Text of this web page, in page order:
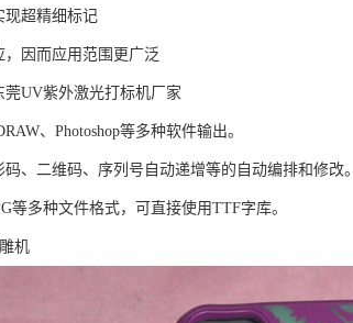
现超精细标记
因而应用范围更广泛
UV紫外激光打标机厂家
、Photoshop等多种软件输出。
、二维码、序列号自动递增等的自动编排和修改。
等多种文件格式，可直接使用TTF字库。
机